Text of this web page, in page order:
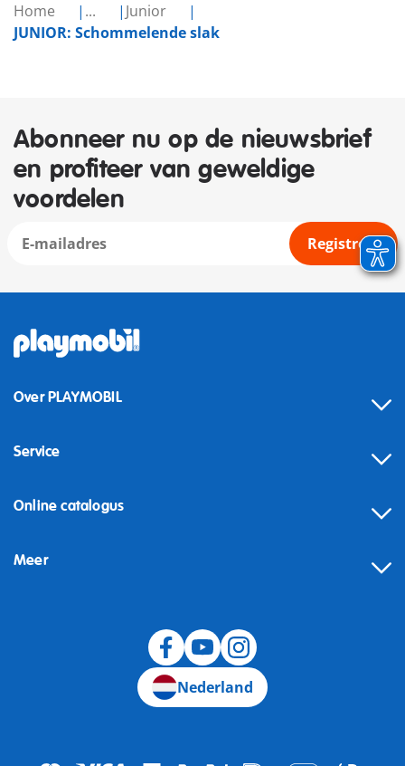
Home ...
Junior
JUNIOR: Schommelende slak
Abonneer nu op de nieuwsbrief
en profiteer van geweldige
voordelen
Registreer
Over PLAYMOBIL
Service
Online catalogus
Meer
Nederland